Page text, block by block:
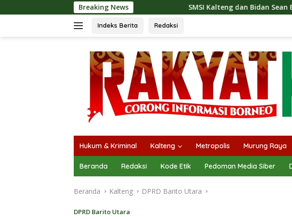
ke
Breaking News
SMSI Kalteng dan Bidan Sean Bangun Kolaborasi
Indeks Berita Redaksi
Hukum & Kriminal Kalteng Metropolis Murung Raya
Beranda Redaksi Kode Etik Pedoman Media Siber
Beranda Kalteng DPRD Barito Utara
DPRD Barito Utara